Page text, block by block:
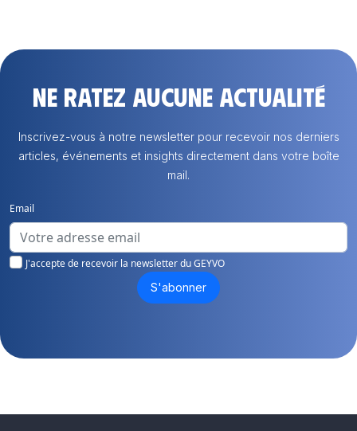
Ne ratez aucune actualité
Inscrivez-vous à notre newsletter pour recevoir nos derniers
articles, événements et insights directement dans votre boîte
mail.
Email
J'accepte de recevoir la newsletter du GEYVO
S'abonner